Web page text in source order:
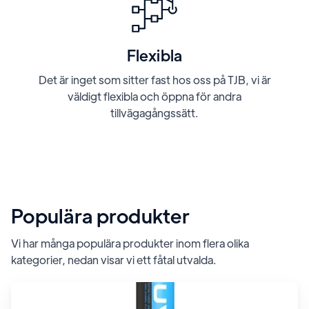
Flexibla
Det är inget som sitter fast hos oss på TJB, vi är
väldigt flexibla och öppna för andra
tillvägagångssätt.
Populära produkter
Vi har många populära produkter inom flera olika
kategorier, nedan visar vi ett fåtal utvalda.